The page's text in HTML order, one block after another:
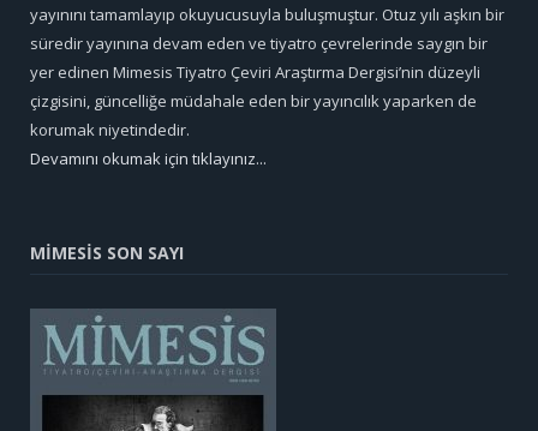
yayınını tamamlayıp okuyucusuyla buluşmuştur. Otuz yılı aşkın bir
süredir yayınına devam eden ve tiyatro çevrelerinde saygın bir
yer edinen Mimesis Tiyatro Çeviri Araştırma Dergisi’nin düzeyli
çizgisini, güncelliğe müdahale eden bir yayıncılık yaparken de
korumak niyetindedir.
Devamını okumak için tıklayınız...
MİMESİS SON SAYI